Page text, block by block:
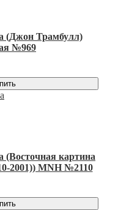
Трамбулл)
№969
(Восточная картина
2001)) MNH №2110